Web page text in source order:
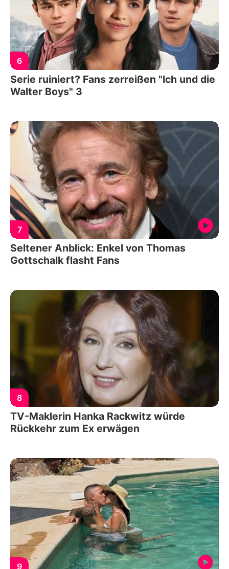
6
Serie ruiniert? Fans zerreißen "Ich und die
Walter Boys" 3
7
Seltener Anblick: Enkel von Thomas
Gottschalk flasht Fans
8
TV-Maklerin Hanka Rackwitz würde
Rückkehr zum Ex erwägen
9